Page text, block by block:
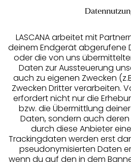
Services
Beratung
Über uns
LASCANA arbeitet mit
deinem Endgerät abgerufene
oder die von uns
Daten zur Aussteuerung
auch zu eigenen Zwecken
Zwecken Dritter verarbeiten.
erfordert nicht nur die
bzw. die Übermittlung
Daten, sondern auch
durch diese Anbieter
Trackingdaten werden erst
pseudonymisierten Daten
wenn du auf den in dem